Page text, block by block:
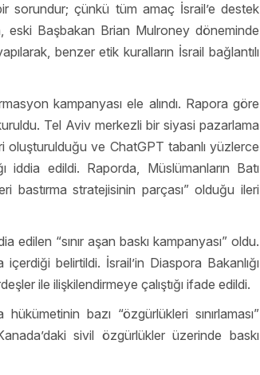
sorundur; çünkü tüm amaç İsrail’e destek
eski Başbakan Brian Mulroney döneminde
benzer etik kuralların İsrail bağlantılı
kampanyası ele alındı. Rapora göre
Tel Aviv merkezli bir siyasi pazarlama
oluşturulduğu ve ChatGPT tabanlı yüzlerce
iddia edildi. Raporda, Müslümanların Batı
bastırma stratejisinin parçası” olduğu ileri
“sınır aşan baskı kampanyası” oldu.
belirtildi. İsrail’in Diaspora Bakanlığı
ile ilişkilendirmeye çalıştığı ifade edildi.
bazı “özgürlükleri sınırlaması”
sivil özgürlükler üzerinde baskı